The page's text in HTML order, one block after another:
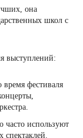
она
школ с
выступлений:
фестиваля
часто используют
спектаклей.